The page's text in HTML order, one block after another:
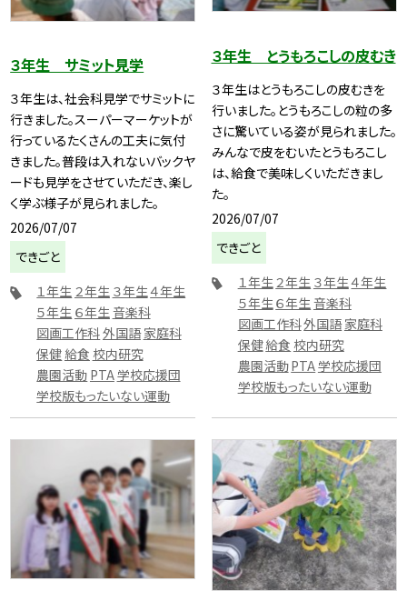
３年生 サミット見学
３年生は、社会科見学でサミットに
行きました。スーパーマーケットが
行っているたくさんの工夫に気付
きました。普段は入れないバックヤ
ードも見学をさせていただき、楽し
く学ぶ様子が見られました。
2026/07/07
できごと
１年生 ２年生 ３年生４年生
５年生 ６年生音楽科
図画工作科外国語家庭科
保健 給食 校内研究
農園活動 PTA学校応援団
学校版もったいない運動
３年生 とうもろこしの皮むき
３年生はとうもろこしの皮むきを
行いました。とうもろこしの粒の多
さに驚いている姿が見られました。
みんなで皮をむいたとうもろこし
は、給食で美味しくいただきまし
た。
2026/07/07
できごと
１年生２年生 ３年生４年生
５年生６年生音楽科
図画工作科外国語家庭科
保健給食 校内研究
農園活動PTA学校応援団
学校版もったいない運動